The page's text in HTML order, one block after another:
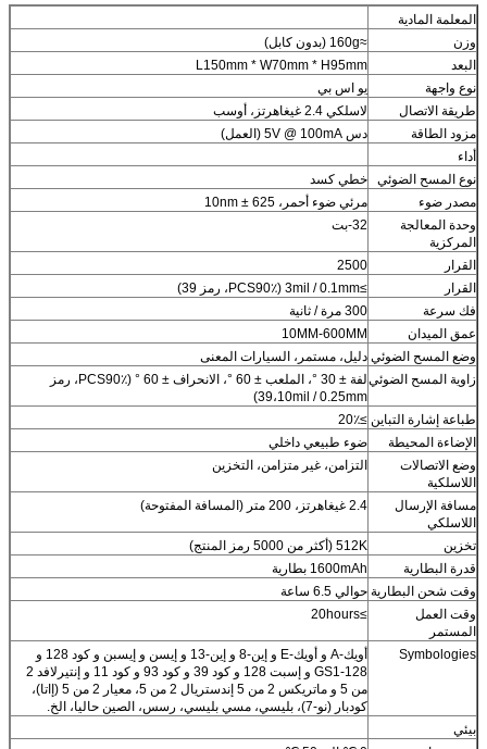
المعلمة المادية
وزن
≈160g (بدون كابل)
البعد
L150mm * W70mm * H95mm
نوع واجهة
يو اس بي
طريقة الاتصال
لاسلكي 2.4 غيغاهرتز، أوسب
مزود الطاقة
دس 5V @ 100mA (العمل)
أداء
نوع المسح الضوئي
خطي كسد
مصدر ضوء
مرئي ضوء أحمر، 625 ± 10nm
وحدة المعالجة
المركزية
32-بت
القرار
2500
القرار
≥3mil / 0.1mm (PCS90٪، رمز 39)
فك سرعة
300 مرة / ثانية
عمق الميدان
10MM-600MM
وضع المسح الضوئي دليل، مستمر، السيارات المعنى
زاوية المسح الضوئي
لفة ± 30 °، الملعب ± 60 °، الانحراف ± 60 ° (PCS90٪، رمز
39،10mil / 0.25mm)
طباعة إشارة التباين ≥20٪
الإضاءة المحيطة
ضوء طبيعي داخلي
وضع الاتصالات
اللاسلكية
التزامن، غير متزامن، التخزين
مسافة الإرسال
اللاسلكي
2.4 غيغاهرتز، 200 متر (المسافة المفتوحة)
تخزين
512K (أكثر من 5000 رمز المنتج)
قدرة البطارية
1600mAh بطارية
وقت شحن البطارية حوالي 6.5 ساعة
وقت العمل
المستمر
≥20hours
Symbologies
أويك-A و أويك-E و إين-8 و إين-13 و إيسن و إيسبن و كود 128 و
GS1-128 و إسبت 128 و كود 39 و كود 93 و كود 11 و إنتيرلافد 2
من 5 و ماتريكس 2 من 5 إندستريال 2 من 5، معيار 2 من 5 (إاتا)،
كودبار (نو-7)، بليسي، مسي بليسي، رسس، الصين حاليا، الخ.
بيئي